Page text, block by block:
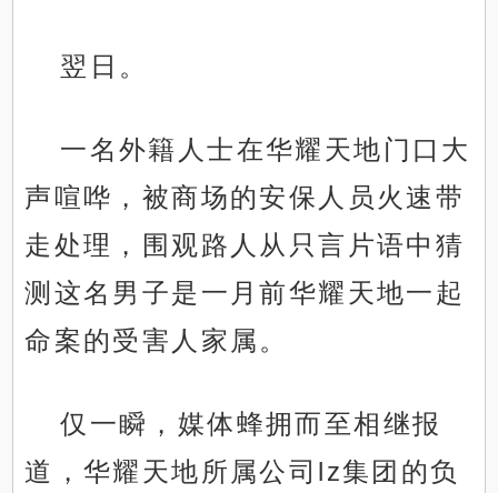
翌日。
一名外籍人士在华耀天地门口大
声喧哗，被商场的安保人员火速带
走处理，围观路人从只言片语中猜
测这名男子是一月前华耀天地一起
命案的受害人家属。
仅一瞬，媒体蜂拥而至相继报
道，华耀天地所属公司lz集团的负